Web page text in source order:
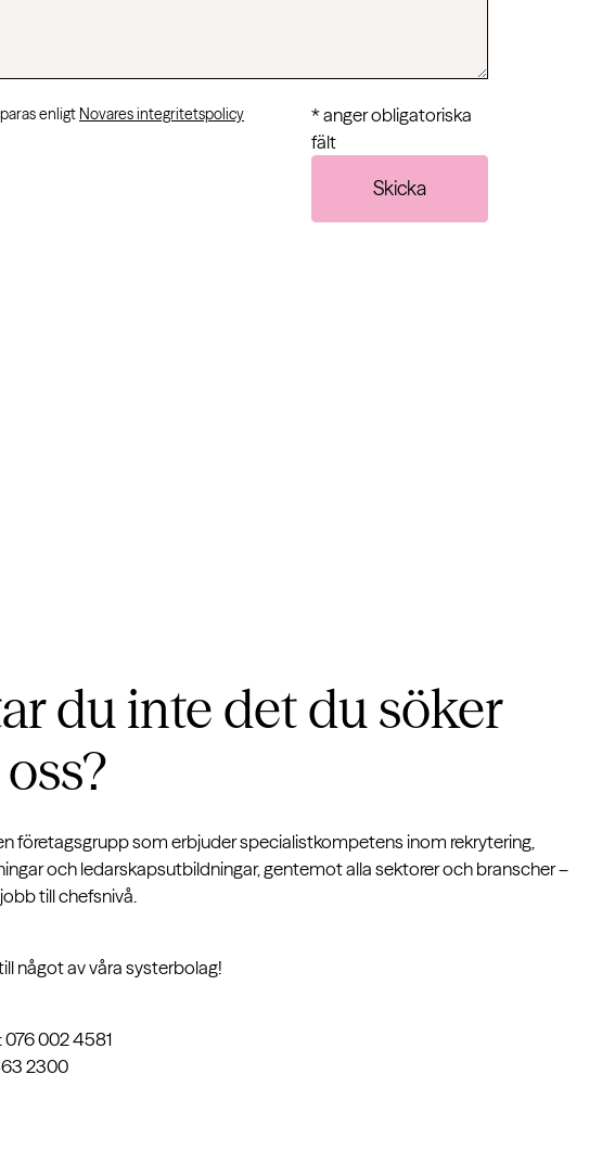
enligt Novares integritetspolicy
* anger obligatoriska
fält
Skicka
du inte det du söker
företagsgrupp som erbjuder specialistkompetens inom rekrytering,
och ledarskapsutbildningar, gentemot alla sektorer och branscher –
till chefsnivå.
något av våra systerbolag!
002 4581
2300